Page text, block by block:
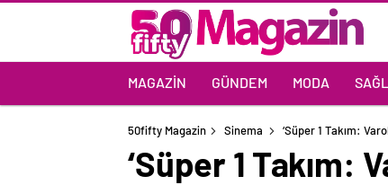
MAGAZIN GÜNDEM MODA
50fifty Magazin Sinema ‘Süper 1 Takım:
‘Süper 1 Takım: